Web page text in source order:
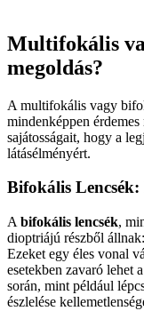
Multifokális
megoldás?
A multifokális vagy
mindenképpen
sajátosságait, hogy a
látásélményért.
Bifokális Lencsék:
A bifokális lencsék,
dioptriájú részből
Ezeket egy éles vonal
esetekben zavaró lehet
során, mint például
észlelése